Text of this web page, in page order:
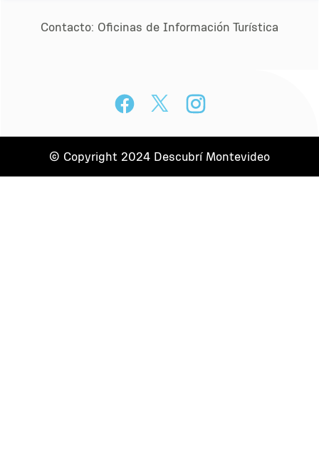
Contacto: Oﬁcinas de Información Turística
© Copyright 2024 Descubrí Montevideo